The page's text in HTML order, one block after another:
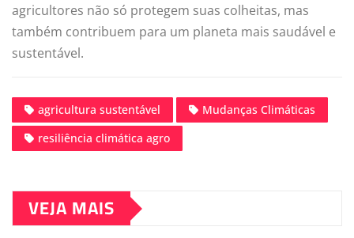
agricultores não só protegem suas colheitas, mas
também contribuem para um planeta mais saudável e
sustentável.
agricultura sustentável
Mudanças Climáticas
resiliência climática agro
VEJA MAIS